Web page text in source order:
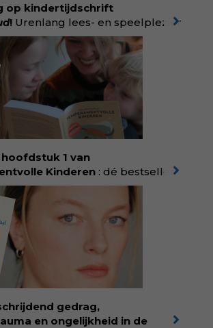
op kindertijdschrift
! Urenlang lees- en speelplezier
doeners en denkers.
is het ambachtelijk gemaakte
alle snelle gooimaarweg-
filmpjes. Het mooiste
van Nederland; met liefde en
beeld en tekeningen die
pagina. Dat vóel je. Dat voelt je
via
abonneren**
code:
KIIND10
1 van
Kinderen : dé bestseller
Eva Bronsveld. In het boek
kinderen vind je 25 jaar
ervaring. Met ruim 50.000
met recht een
Eva veel gezinnen heeft
Ze schrijft met een
op kinderen en veel begrip
Download het hoofdstuk gratis
r?
gedrag,
en ongelijkheid in de